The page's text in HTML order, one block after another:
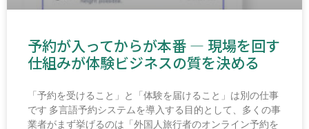
予約が入ってからが本番 ― 現場を回す
仕組みが体験ビジネスの質を決める
「予約を受けること」と「体験を届けること」は別の仕事
です 多言語予約システムを導入する目的として、多くの事
業者がまず挙げるのは「外国人旅行者のオンライン予約を